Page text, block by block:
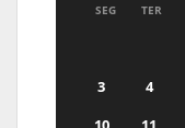
SEG TER
3
4